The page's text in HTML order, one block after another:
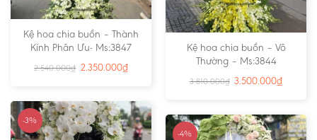
Kệ hoa chia buồn – Thành
Kính Phân Ưu- Ms:3847
2.540.000₫ 2.350.000₫
Kệ hoa chia buồn – Vô
Thường – Ms:3844
3.810.000₫ 3.500.000₫
-3%
-4%